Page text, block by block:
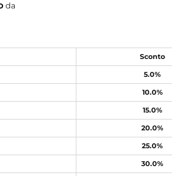
da
Sconto
5.0%
10.0%
15.0%
20.0%
25.0%
30.0%